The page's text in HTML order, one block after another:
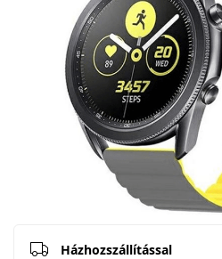
Házhozszállítással